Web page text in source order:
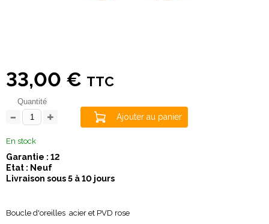
33,00 € TTC
Quantité
Ajouter au panier
En stock
Garantie : 12
Etat : Neuf
Livraison sous 5 à 10 jours
Boucle d'oreilles acier et PVD rose